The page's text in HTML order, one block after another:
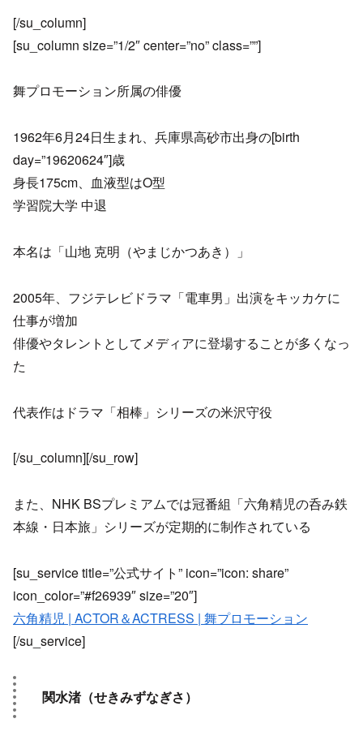
[/su_column]
[su_column size=”1/2″ center=”no” class=””]
舞プロモーション所属の俳優
1962年6月24日生まれ、兵庫県高砂市出身の[birth
day=”19620624″]歳
身長175cm、血液型はO型
学習院大学 中退
本名は「山地 克明（やまじかつあき）」
2005年、フジテレビドラマ「電車男」出演をキッカケに
仕事が増加
俳優やタレントとしてメディアに登場することが多くなっ
た
代表作はドラマ「相棒」シリーズの米沢守役
[/su_column][/su_row]
また、NHK BSプレミアムでは冠番組「六角精児の呑み鉄
本線・日本旅」シリーズが定期的に制作されている
[su_service title=”公式サイト” icon=”icon: share”
icon_color=”#f26939″ size=”20″]
六角精児 | ACTOR＆ACTRESS | 舞プロモーション
[/su_service]
関水渚（せきみずなぎさ）